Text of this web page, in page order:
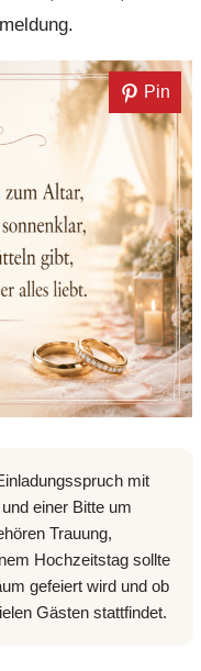
Pin
mit
einer Bitte um
Trauung,
Hochzeitstag sollte
gefeiert wird und ob
Gästen stattfindet.